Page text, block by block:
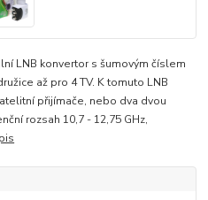
LNB konvertor s šumovým číslem
až pro 4 TV. K tomuto LNB
přijímače, nebo dva dvou
rozsah 10,7 - 12,75 GHz,